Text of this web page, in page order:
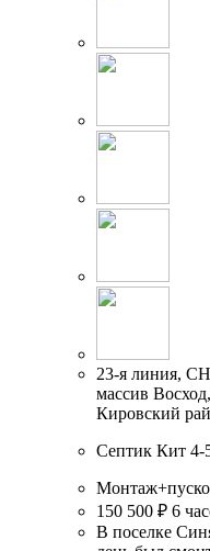
23-я линия,
массив
Кировский
Септик Кит 4-
150 500 ₽ 6
В поселке